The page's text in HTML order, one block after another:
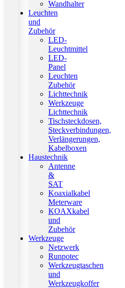
Wandhalter
Leuchten
und
Zubehör
LED-
Leuchtmittel
LED-
Panel
Leuchten
Zubehör
Lichttechnik
Werkzeuge
Lichttechnik
Tischsteckdosen,
Steckverbindungen,
Verlängerungen,
Kabelboxen
Haustechnik
Antenne
&
SAT
Koaxialkabel
Meterware
KOAXkabel
und
Zubehör
Werkzeuge
Netzwerk
Runpotec
Werkzeugtaschen
und
Werkzeugkoffer